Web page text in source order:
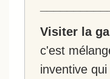
Visiter la
c'est
inventive